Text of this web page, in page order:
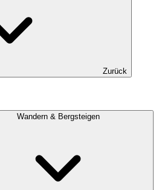
Zurück
Wandern & Bergsteigen